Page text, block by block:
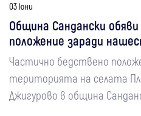
03 юни
Община Сандански
положение заради
Частично бедствено
територията на селата
Джигурово в община